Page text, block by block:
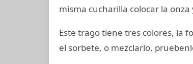
misma cucharilla colocar la onza
Este trago tiene tres colores, la
el sorbete, o mezclarlo,